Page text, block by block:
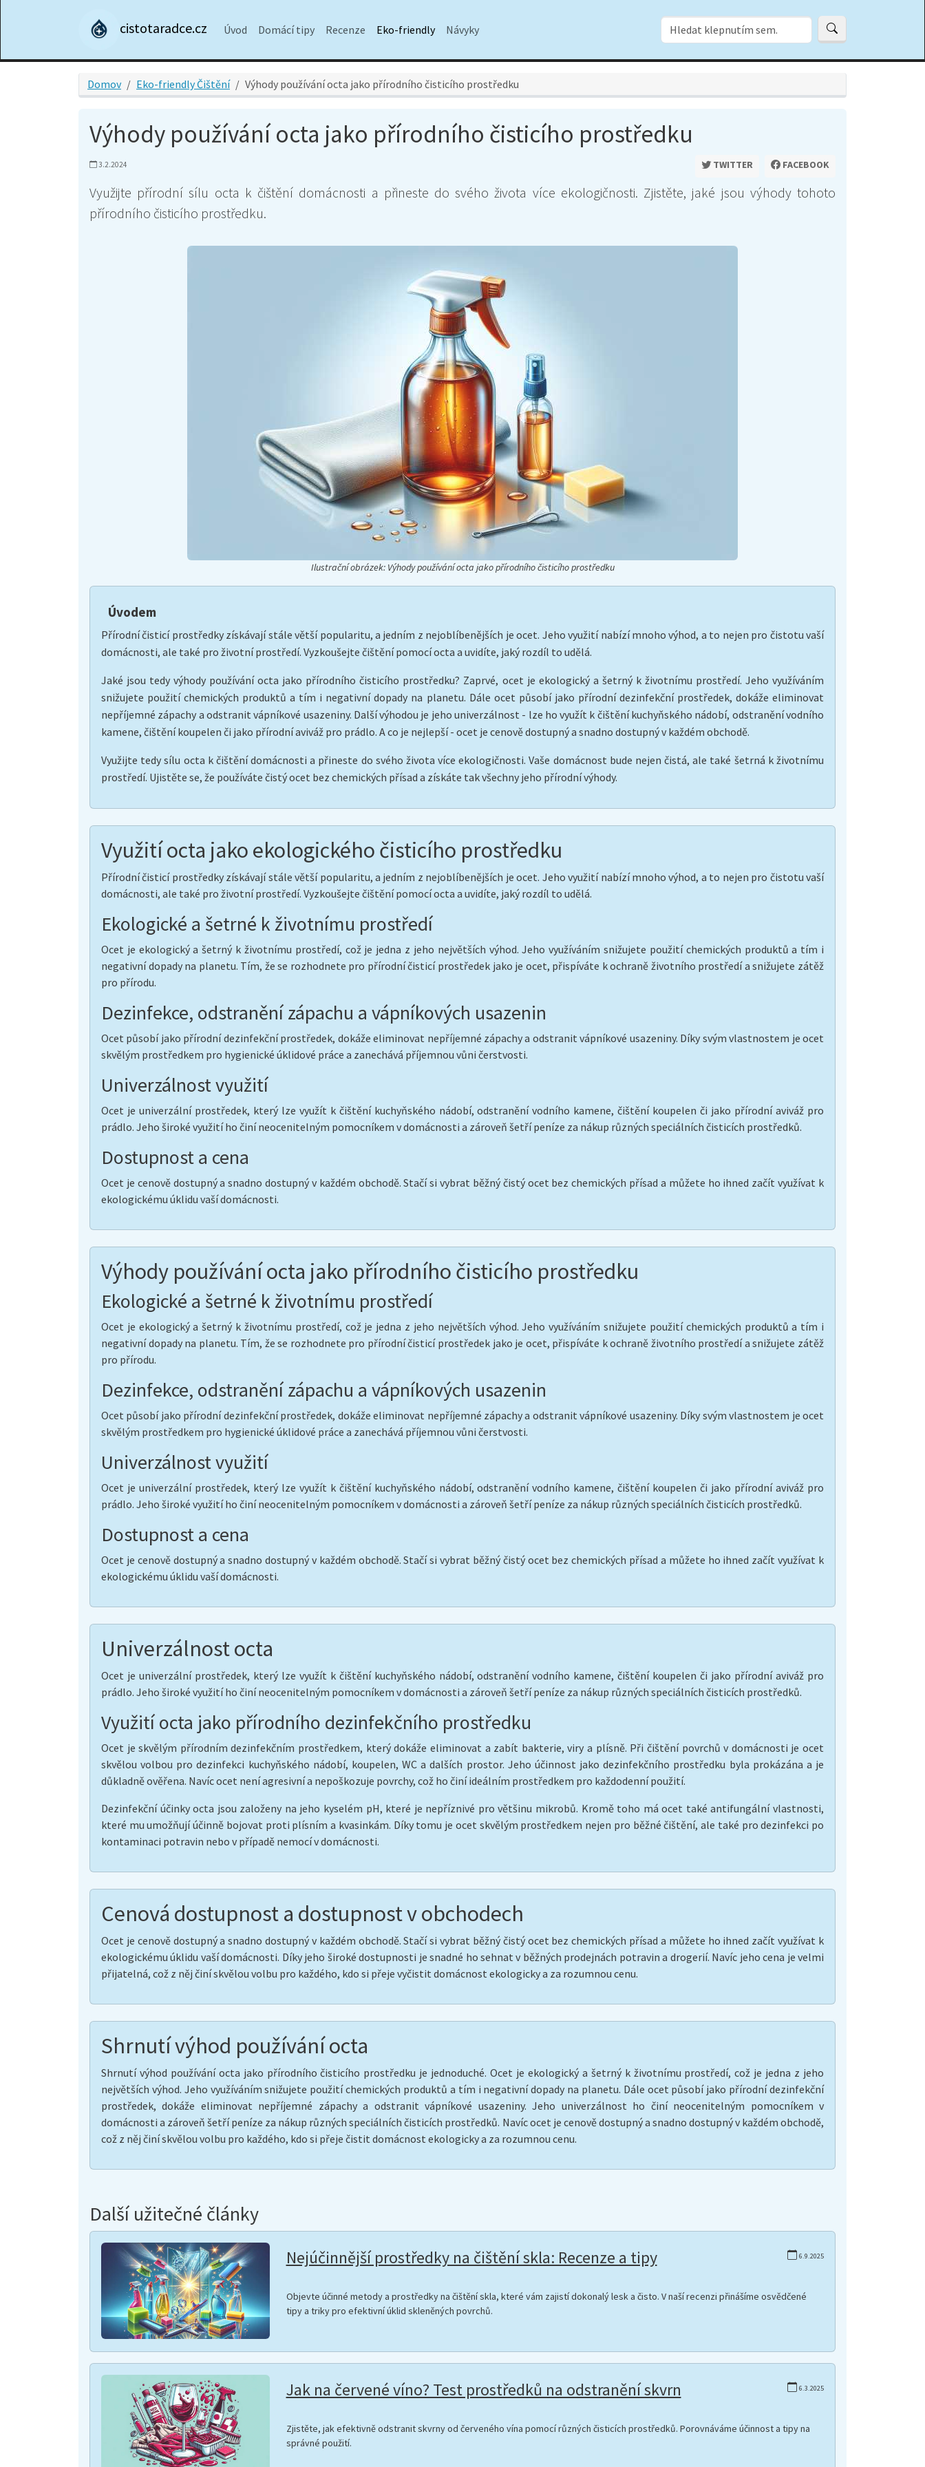
cistotaradce.cz Úvod Domácí tipy Recenze Eko-friendly Návyky
Domov Eko-friendly Čištění Výhody používání octa jako přírodního čisticího prostředku
Výhody používání octa jako přírodního čisticího prostředku
3.2.2024 TWITTER FACEBOOK
Využijte přírodní sílu octa k čištění domácnosti a přineste do svého života více ekologičnosti. Zjistěte, jaké jsou výhody tohoto
přírodního čisticího prostředku.
Ilustrační obrázek: Výhody používání octa jako přírodního čisticího prostředku
Úvodem
Přírodní čisticí prostředky získávají stále větší popularitu, a jedním z nejoblíbenějších je ocet. Jeho využití nabízí mnoho výhod, a to nejen pro čistotu vaší
domácnosti, ale také pro životní prostředí. Vyzkoušejte čištění pomocí octa a uvidíte, jaký rozdíl to udělá.
Jaké jsou tedy výhody používání octa jako přírodního čisticího prostředku? Zaprvé, ocet je ekologický a šetrný k životnímu prostředí. Jeho využíváním
snižujete použití chemických produktů a tím i negativní dopady na planetu. Dále ocet působí jako přírodní dezinfekční prostředek, dokáže eliminovat
nepříjemné zápachy a odstranit vápníkové usazeniny. Další výhodou je jeho univerzálnost - lze ho využít k čištění kuchyňského nádobí, odstranění vodního
kamene, čištění koupelen či jako přírodní aviváž pro prádlo. A co je nejlepší - ocet je cenově dostupný a snadno dostupný v každém obchodě.
Využijte tedy sílu octa k čištění domácnosti a přineste do svého života více ekologičnosti. Vaše domácnost bude nejen čistá, ale také šetrná k životnímu
prostředí. Ujistěte se, že používáte čistý ocet bez chemických přísad a získáte tak všechny jeho přírodní výhody.
Využití octa jako ekologického čisticího prostředku
Přírodní čisticí prostředky získávají stále větší popularitu, a jedním z nejoblíbenějších je ocet. Jeho využití nabízí mnoho výhod, a to nejen pro čistotu vaší
domácnosti, ale také pro životní prostředí. Vyzkoušejte čištění pomocí octa a uvidíte, jaký rozdíl to udělá.
Ekologické a šetrné k životnímu prostředí
Ocet je ekologický a šetrný k životnímu prostředí, což je jedna z jeho největších výhod. Jeho využíváním snižujete použití chemických produktů a tím i
negativní dopady na planetu. Tím, že se rozhodnete pro přírodní čisticí prostředek jako je ocet, přispíváte k ochraně životního prostředí a snižujete zátěž
pro přírodu.
Dezinfekce, odstranění zápachu a vápníkových usazenin
Ocet působí jako přírodní dezinfekční prostředek, dokáže eliminovat nepříjemné zápachy a odstranit vápníkové usazeniny. Díky svým vlastnostem je ocet
skvělým prostředkem pro hygienické úklidové práce a zanechává příjemnou vůni čerstvosti.
Univerzálnost využití
Ocet je univerzální prostředek, který lze využít k čištění kuchyňského nádobí, odstranění vodního kamene, čištění koupelen či jako přírodní aviváž pro
prádlo. Jeho široké využití ho činí neocenitelným pomocníkem v domácnosti a zároveň šetří peníze za nákup různých speciálních čisticích prostředků.
Dostupnost a cena
Ocet je cenově dostupný a snadno dostupný v každém obchodě. Stačí si vybrat běžný čistý ocet bez chemických přísad a můžete ho ihned začít využívat k
ekologickému úklidu vaší domácnosti.
Výhody používání octa jako přírodního čisticího prostředku
Ekologické a šetrné k životnímu prostředí
Ocet je ekologický a šetrný k životnímu prostředí, což je jedna z jeho největších výhod. Jeho využíváním snižujete použití chemických produktů a tím i
negativní dopady na planetu. Tím, že se rozhodnete pro přírodní čisticí prostředek jako je ocet, přispíváte k ochraně životního prostředí a snižujete zátěž
pro přírodu.
Dezinfekce, odstranění zápachu a vápníkových usazenin
Ocet působí jako přírodní dezinfekční prostředek, dokáže eliminovat nepříjemné zápachy a odstranit vápníkové usazeniny. Díky svým vlastnostem je ocet
skvělým prostředkem pro hygienické úklidové práce a zanechává příjemnou vůni čerstvosti.
Univerzálnost využití
Ocet je univerzální prostředek, který lze využít k čištění kuchyňského nádobí, odstranění vodního kamene, čištění koupelen či jako přírodní aviváž pro
prádlo. Jeho široké využití ho činí neocenitelným pomocníkem v domácnosti a zároveň šetří peníze za nákup různých speciálních čisticích prostředků.
Dostupnost a cena
Ocet je cenově dostupný a snadno dostupný v každém obchodě. Stačí si vybrat běžný čistý ocet bez chemických přísad a můžete ho ihned začít využívat k
ekologickému úklidu vaší domácnosti.
Univerzálnost octa
Ocet je univerzální prostředek, který lze využít k čištění kuchyňského nádobí, odstranění vodního kamene, čištění koupelen či jako přírodní aviváž pro
prádlo. Jeho široké využití ho činí neocenitelným pomocníkem v domácnosti a zároveň šetří peníze za nákup různých speciálních čisticích prostředků.
Využití octa jako přírodního dezinfekčního prostředku
Ocet je skvělým přírodním dezinfekčním prostředkem, který dokáže eliminovat a zabít bakterie, viry a plísně. Při čištění povrchů v domácnosti je ocet
skvělou volbou pro dezinfekci kuchyňského nádobí, koupelen, WC a dalších prostor. Jeho účinnost jako dezinfekčního prostředku byla prokázána a je
důkladně ověřena. Navíc ocet není agresivní a nepoškozuje povrchy, což ho činí ideálním prostředkem pro každodenní použití.
Dezinfekční účinky octa jsou založeny na jeho kyselém pH, které je nepříznivé pro většinu mikrobů. Kromě toho má ocet také antifungální vlastnosti,
které mu umožňují účinně bojovat proti plísním a kvasinkám. Díky tomu je ocet skvělým prostředkem nejen pro běžné čištění, ale také pro dezinfekci po
kontaminaci potravin nebo v případě nemocí v domácnosti.
Cenová dostupnost a dostupnost v obchodech
Ocet je cenově dostupný a snadno dostupný v každém obchodě. Stačí si vybrat běžný čistý ocet bez chemických přísad a můžete ho ihned začít využívat k
ekologickému úklidu vaší domácnosti. Díky jeho široké dostupnosti je snadné ho sehnat v běžných prodejnách potravin a drogerií. Navíc jeho cena je velmi
přijatelná, což z něj činí skvělou volbu pro každého, kdo si přeje vyčistit domácnost ekologicky a za rozumnou cenu.
Shrnutí výhod používání octa
Shrnutí výhod používání octa jako přírodního čisticího prostředku je jednoduché. Ocet je ekologický a šetrný k životnímu prostředí, což je jedna z jeho
největších výhod. Jeho využíváním snižujete použití chemických produktů a tím i negativní dopady na planetu. Dále ocet působí jako přírodní dezinfekční
prostředek, dokáže eliminovat nepříjemné zápachy a odstranit vápníkové usazeniny. Jeho univerzálnost ho činí neocenitelným pomocníkem v
domácnosti a zároveň šetří peníze za nákup různých speciálních čisticích prostředků. Navíc ocet je cenově dostupný a snadno dostupný v každém obchodě,
což z něj činí skvělou volbu pro každého, kdo si přeje čistit domácnost ekologicky a za rozumnou cenu.
Další užitečné články
6.9.2025
Nejúčinnější prostředky na čištění skla: Recenze a tipy
Objevte účinné metody a prostředky na čištění skla, které vám zajistí dokonalý lesk a čisto. V naší recenzi přinášíme osvědčené
tipy a triky pro efektivní úklid skleněných povrchů.
6.3.2025
Jak na červené víno? Test prostředků na odstranění skvrn
Zjistěte, jak efektivně odstranit skvrny od červeného vína pomocí různých čisticích prostředků. Porovnáváme účinnost a tipy na
správné použití.